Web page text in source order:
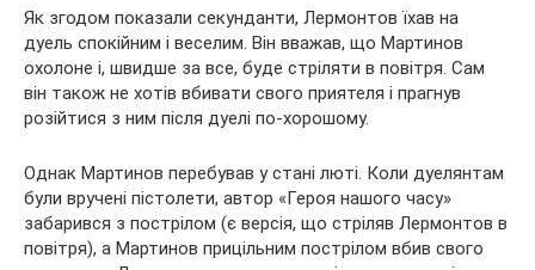
Як згодом показали секунданти, Лермонтов їхав на
дуель спокійним і веселим. Він вважав, що Мартинов
охолоне і, швидше за все, буде стріляти в повітря. Сам
він також не хотів вбивати свого приятеля і прагнув
розійтися з ним після дуелі по-хорошому.
Однак Мартинов перебував у стані люті. Коли дуелянтам
були вручені пістолети, автор «Героя нашого часу»
забарився з пострілом (є версія, що стріляв Лермонтов в
повітря), а Мартинов прицільним пострілом вбив свого